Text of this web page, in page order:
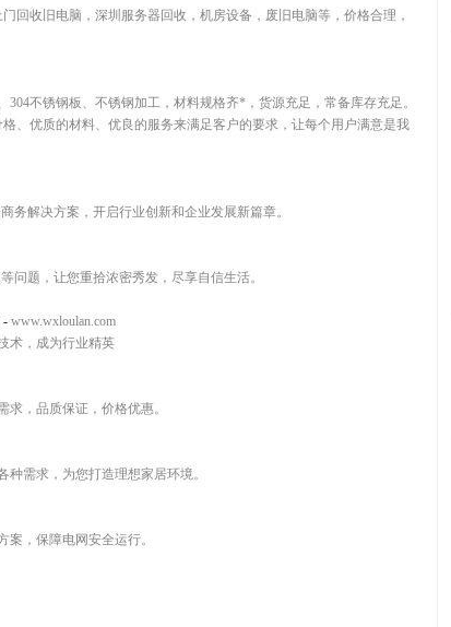
回收旧电脑，深圳服务器回收，机房设备，废旧电脑等，价格合理，
不锈钢板、不锈钢加工，材料规格齐*，货源充足，常备库存充足。
、优质的材料、优良的服务来满足客户的要求，让每个用户满意是我
务解决方案，开启行业创新和企业发展新篇章。
问题，让您重拾浓密秀发，尽享自信生活。
- www.wxloulan.com
术，成为行业精英
，品质保证，价格优惠。
需求，为您打造理想家居环境。
，保障电网安全运行。